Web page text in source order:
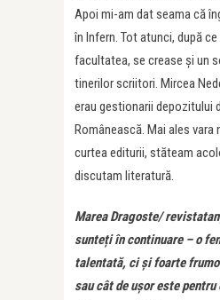
Apoi mi-am dat seama că
în Infern. Tot atunci, după
facultatea, se crease și un
tinerilor scriitori. Mircea
erau gestionarii depozitului
Românească. Mai ales vara
curtea editurii, stăteam
discutam literatură.
Marea Dragoste/
sunteți în continuare – o
talentată, ci și foarte
sau cât de ușor este